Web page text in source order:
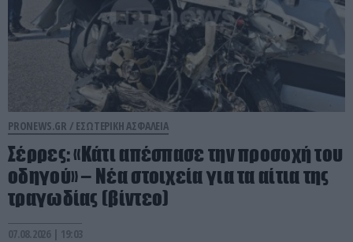
PRONEWS.GR / ΕΣΩΤΕΡΙΚΗ ΑΣΦΑΛΕΙΑ
Σέρρες: «Κάτι απέσπασε την προσοχή του
οδηγού» – Νέα στοιχεία για τα αίτια της
τραγωδίας (βίντεο)
07.08.2026 | 19:03